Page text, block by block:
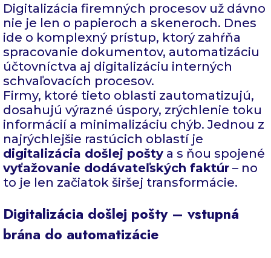
Digitalizácia firemných procesov už dávno
nie je len o papieroch a skeneroch. Dnes
ide o komplexný prístup, ktorý zahŕňa
spracovanie dokumentov, automatizáciu
účtovníctva aj digitalizáciu interných
schvaľovacích procesov.
Firmy, ktoré tieto oblasti zautomatizujú,
dosahujú výrazné úspory, zrýchlenie toku
informácií a minimalizáciu chýb. Jednou z
najrýchlejšie rastúcich oblastí je
digitalizácia došlej pošty a s ňou spojené
vyťažovanie dodávateľských faktúr – no
to je len začiatok širšej transformácie.
Digitalizácia došlej pošty – vstupná
brána do automatizácie